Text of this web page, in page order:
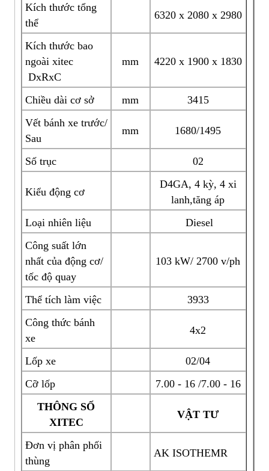
Kích thước tổng
thể
6320 x 2080 x 2980
Kích thước bao
ngoài xitec
DxRxC
mm 4220 x 1900 x 1830
Chiều dài cơ sở mm
3415
Vết bánh xe trước/
Sau
mm 1680/1495
Số trục 02
Kiểu động cơ
D4GA, 4 kỳ, 4 xi
lanh,tăng áp
Loại nhiên liệu
Diesel
Công suất lớn
nhất của động cơ/
tốc độ quay
103 kW/ 2700 v/ph
Thể tích làm việc
3933
Công thức bánh
xe
4x2
Lốp xe
02/04
Cỡ lốp
7.00 - 16 /7.00 - 16
THÔNG SỐ
XITEC
VẬT TƯ
Đơn vị phân phối
thùng
AK ISOTHEMR